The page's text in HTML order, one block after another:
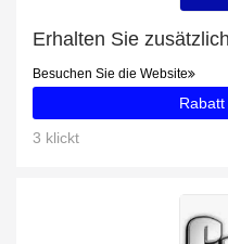
Besuchen Sie die Website
3 klickt